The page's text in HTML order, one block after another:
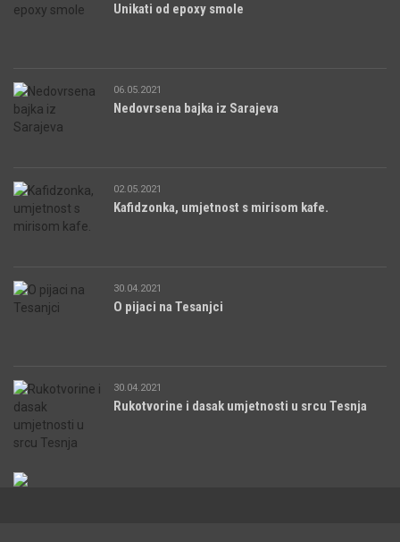
Unikati od epoxy smole
06.05.2021
Nedovrsena bajka iz Sarajeva
02.05.2021
Kafidzonka, umjetnost s mirisom kafe.
30.04.2021
O pijaci na Tesanjci
30.04.2021
Rukotvorine i dasak umjetnosti u srcu Tesnja